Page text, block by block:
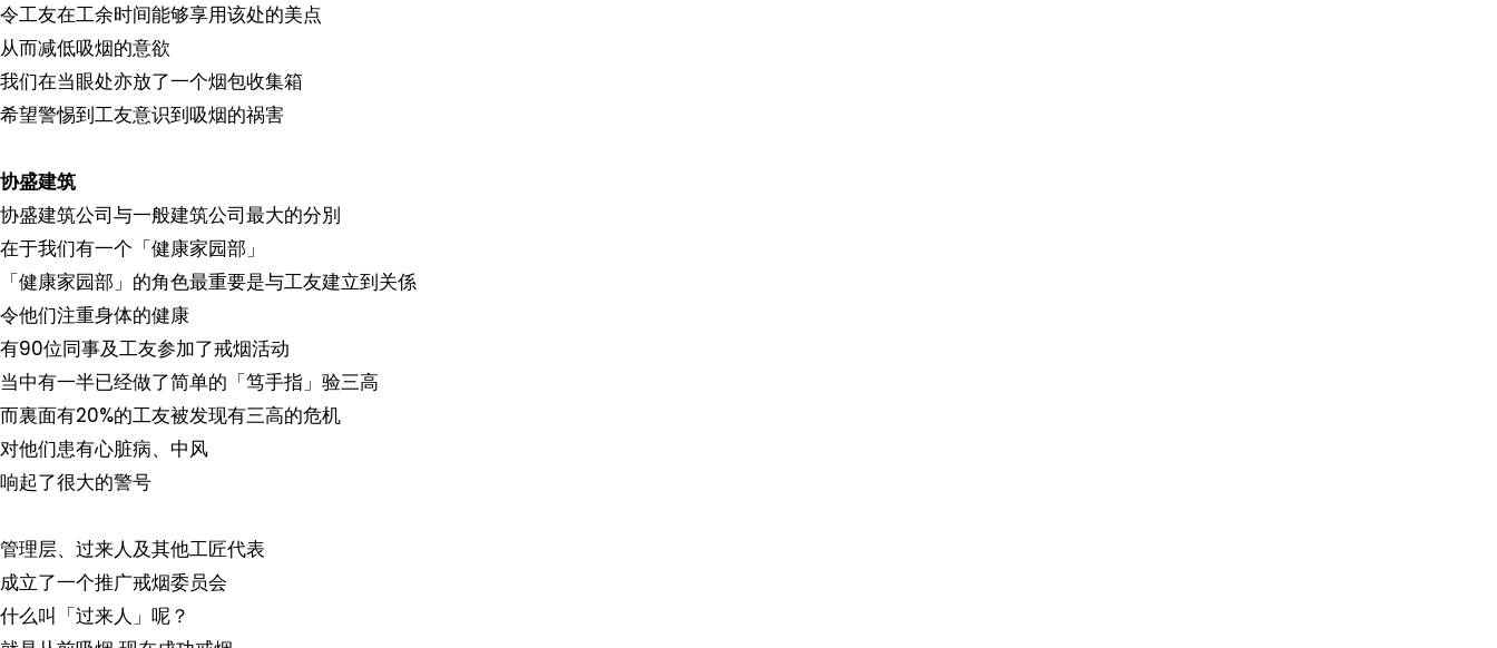
令工友在工余时间能够享用该处的美点
从而减低吸烟的意欲
我们在当眼处亦放了一个烟包收集箱
希望警惕到工友意识到吸烟的祸害
协盛建筑
协盛建筑公司与一般建筑公司最大的分別
在于我们有一个「健康家园部」
「健康家园部」的角色最重要是与工友建立到关係
令他们注重身体的健康
有90位同事及工友参加了戒烟活动
当中有一半已经做了简单的「笃手指」验三高
而裏面有20%的工友被发现有三高的危机
对他们患有心脏病、中风
响起了很大的警号
管理层、过来人及其他工匠代表
成立了一个推广戒烟委员会
什么叫「过来人」呢？